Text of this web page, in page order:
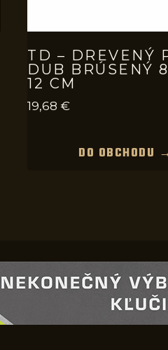
TD – DREVENÝ
DUB BRÚSENÝ
12 CM
19,68 €
DO OBCHODU